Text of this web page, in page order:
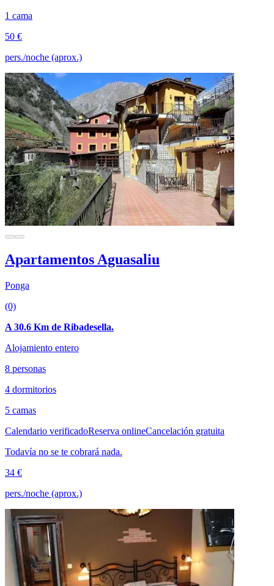
1 cama
50 €
pers./noche (aprox.)
Apartamentos Aguasaliu
Ponga
(0)
A 30.6 Km de Ribadesella.
Alojamiento entero
8 personas
4 dormitorios
5 camas
Calendario verificadoReserva onlineCancelación gratuita
Todavía no se te cobrará nada.
34 €
pers./noche (aprox.)